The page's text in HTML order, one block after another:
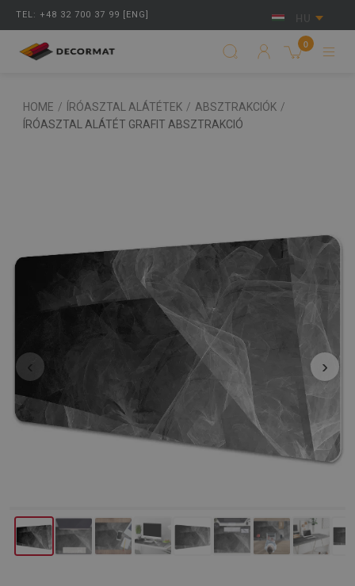
TEL: +48 32 700 37 99 [ENG] HU
0
HOME / ÍRÓASZTAL ALÁTÉTEK / ABSZTRAKCIÓK /
ÍRÓASZTAL ALÁTÉT GRAFIT ABSZTRAKCIÓ
‹ ›